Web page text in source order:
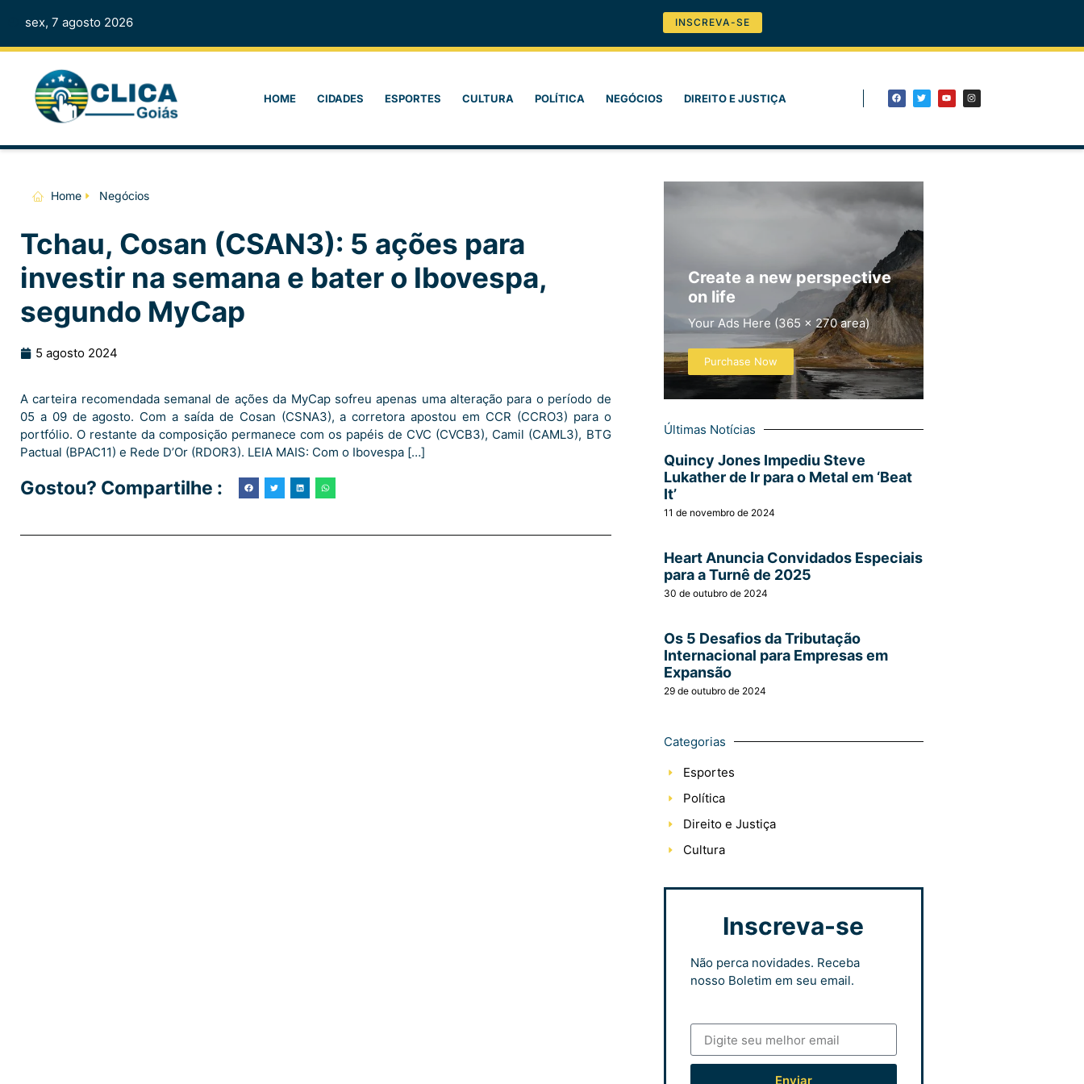
sex, 7 agosto 2026 INSCREVA-SE
HOME CIDADES ESPORTES CULTURA POLÍTICA NEGÓCIOS DIREITO E JUSTIÇA
Home Negócios
Tchau, Cosan (CSAN3): 5 ações para
investir na semana e bater o Ibovespa,
segundo MyCap
5 agosto 2024
A carteira recomendada semanal de ações da MyCap sofreu apenas uma alteração para o período de
05 a 09 de agosto. Com a saída de Cosan (CSNA3), a corretora apostou em CCR (CCRO3) para o
portfólio. O restante da composição permanece com os papéis de CVC (CVCB3), Camil (CAML3), BTG
Pactual (BPAC11) e Rede D’Or (RDOR3). LEIA MAIS: Com o Ibovespa […]
Gostou? Compartilhe :
Create a new perspective
on life
Your Ads Here (365 x 270 area)
Purchase Now
Últimas Notícias
Quincy Jones Impediu Steve
Lukather de Ir para o Metal em ‘Beat
It’
11 de novembro de 2024
Heart Anuncia Convidados Especiais
para a Turnê de 2025
30 de outubro de 2024
Os 5 Desafios da Tributação
Internacional para Empresas em
Expansão
29 de outubro de 2024
Categorias
Esportes
Política
Direito e Justiça
Cultura
Inscreva-se
Não perca novidades. Receba
nosso Boletim em seu email.
Enviar